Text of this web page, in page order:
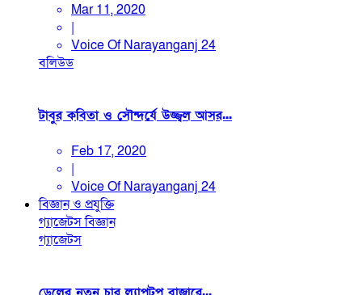
Mar 11, 2020
|
Voice Of Narayanganj 24
বলিউড
টাবুর কবিতা ও সৌন্দর্যে উজ্জ্বল আসর...
Feb 17, 2020
|
Voice Of Narayanganj 24
বিজ্ঞান ও প্রযুক্তি
গ্যাজেটসবিজ্ঞান
গ্যাজেটস